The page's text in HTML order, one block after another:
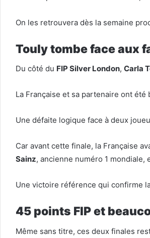
On les retrouvera dès la semaine
Touly tombe face aux
Du côté du FIP Silver London, Carla
La Française et sa partenaire ont
Une défaite logique face à deux
Car avant cette finale, la Française
Sainz, ancienne numéro 1 mondiale,
Une victoire référence qui confirme
45 points FIP et
Même sans titre, ces deux finales